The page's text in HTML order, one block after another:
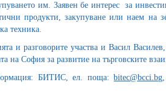
им. Заявен бе интерес за
продукти, закупуване или наем на
техника.
и разговорите участва и Васил
на София за развитие на търговските
БИТИС, ел. поща:bitec@bcci.bg